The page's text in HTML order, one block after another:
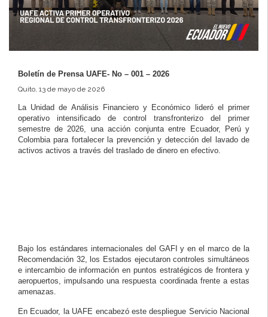
Boletín de Prensa UAFE- No – 001 – 2026
Quito, 13 de mayo de 2026
La Unidad de Análisis Financiero y Económico lideró el primer
operativo intensificado de control transfronterizo del primer
semestre de 2026, una acción conjunta entre Ecuador, Perú y
Colombia para fortalecer la prevención y detección del lavado de
activos activos a través del traslado de dinero en efectivo.
Bajo los estándares internacionales del GAFI y en el marco de la
Recomendación 32, los Estados ejecutaron controles simultáneos
e intercambio de información en puntos estratégicos de frontera y
aeropuertos, impulsando una respuesta coordinada frente a estas
amenazas.
En Ecuador, la UAFE encabezó este despliegue Servicio Nacional